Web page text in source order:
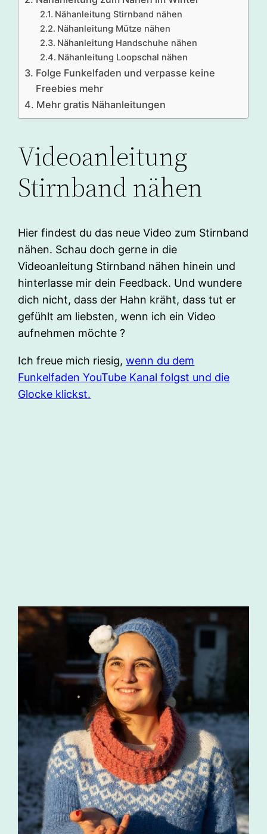
Nähanleitung Stirnband nähen
Nähanleitung Mütze nähen
Nähanleitung Handschuhe nähen
Nähanleitung Loopschal nähen
Folge Funkelfaden und verpasse keine
Freebies mehr
Mehr gratis Nähanleitungen
Videoanleitung
Stirnband nähen
Hier findest du das neue Video zum Stirnband
nähen. Schau doch gerne in die
Videoanleitung Stirnband nähen hinein und
hinterlasse mir dein Feedback. Und wundere
dich nicht, dass der Hahn kräht, dass tut er
gefühlt am liebsten, wenn ich ein Video
aufnehmen möchte ?
Ich freue mich riesig,wenn du dem
Funkelfaden YouTube Kanal folgst und die
Glocke klickst.